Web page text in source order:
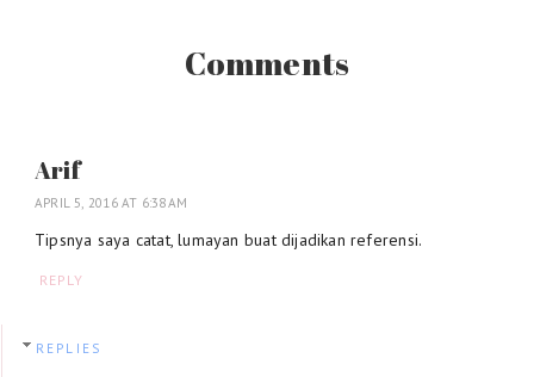
Comments
Arif
APRIL 5, 2016 AT 6:38 AM
Tipsnya saya catat, lumayan buat dijadikan referensi.
REPLY
REPLIES